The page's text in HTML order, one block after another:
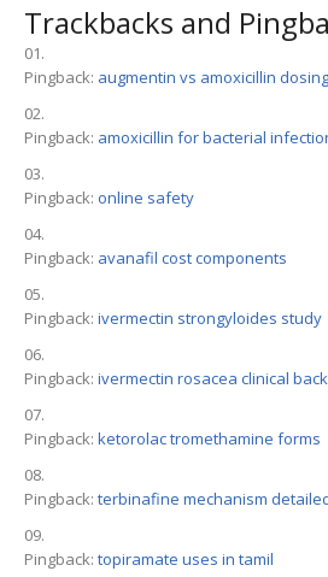
Trackbacks and
Pingback: augmentin vs amoxicillin
Pingback: amoxicillin for bacterial
Pingback: online safety
Pingback: avanafil cost components
Pingback: ivermectin strongyloides study
Pingback: ivermectin rosacea clinical
Pingback: ketorolac tromethamine forms
Pingback: terbinafine mechanism
Pingback: topiramate uses in tamil